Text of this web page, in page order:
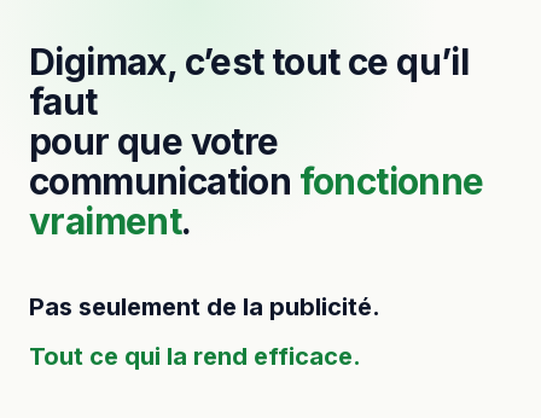
Digimax, c’est tout ce qu’il
faut
pour que votre
communication fonctionne
vraiment.
Pas seulement de la publicité.
Tout ce qui la rend efficace.